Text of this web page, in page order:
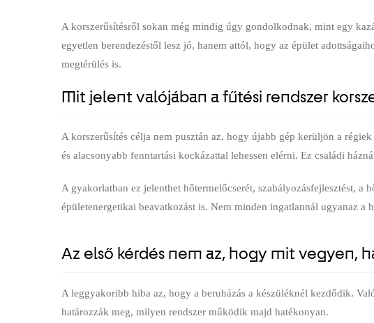
A korszerűsítésről sokan még mindig úgy gondolkodnak, mint egy
egyetlen berendezéstől lesz jó, hanem attól, hogy az épület
megtérülés is.
Mit jelent valójában a fűtési rendszer
A korszerűsítés célja nem pusztán az, hogy újabb gép kerüljön a
és alacsonyabb fenntartási kockázattal lehessen elérni. Ez családi
A gyakorlatban ez jelenthet hőtermelőcserét, szabályozásfejlesztést, a
épületenergetikai beavatkozást is. Nem minden ingatlannál ugyanaz
Az első kérdés nem az, hogy mit vegyen,
A leggyakoribb hiba az, hogy a beruházás a készüléknél kezdődik.
határozzák meg, milyen rendszer működik majd hatékonyan.